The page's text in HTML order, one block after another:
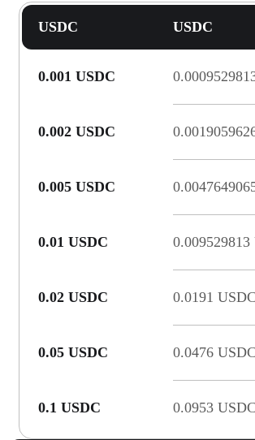
USDC USDC
0.001 USDC
0.002 USDC
0.005 USDC
0.01 USDC 0.009529813
0.02 USDC 0.0191 USDC
0.05 USDC 0.0476 USDC
0.1 USDC 0.0953 USDC